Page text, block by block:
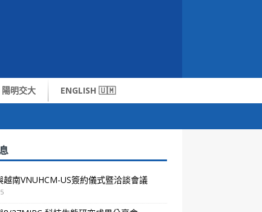
陽明交大 ENGLISH 🇺🇲
越南VNUHCM-US簽約儀式暨洽談會議